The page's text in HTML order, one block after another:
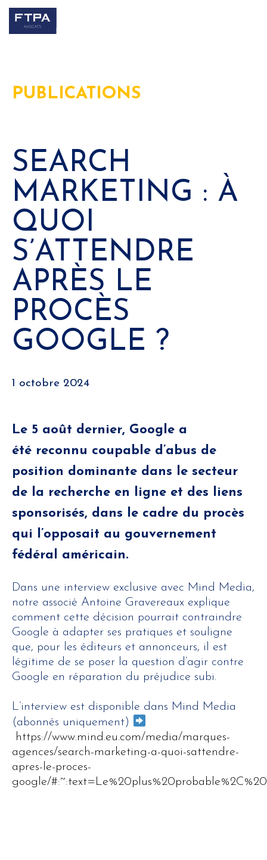
PUBLICATIONS
SEARCH
MARKETING : À
QUOI
S’ATTENDRE
APRÈS LE
PROCÈS
GOOGLE ?
1 octobre 2024
Le 5 août dernier, Google a
été reconnu coupable d’abus de
position dominante dans le secteur
de la recherche en ligne et des liens
sponsorisés, dans le cadre du procès
qui l’opposait au gouvernement
fédéral américain.
Dans une interview exclusive avec Mind Media,
notre associé Antoine Gravereaux explique
comment cette décision pourrait contraindre
Google à adapter ses pratiques et souligne
que, pour les éditeurs et annonceurs, il est
légitime de se poser la question d’agir contre
Google en réparation du préjudice subi.
L’interview est disponible dans Mind Media
(abonnés uniquement)
https://www.mind.eu.com/media/marques-
agences/search-marketing-a-quoi-sattendre-
apres-le-proces-
google/